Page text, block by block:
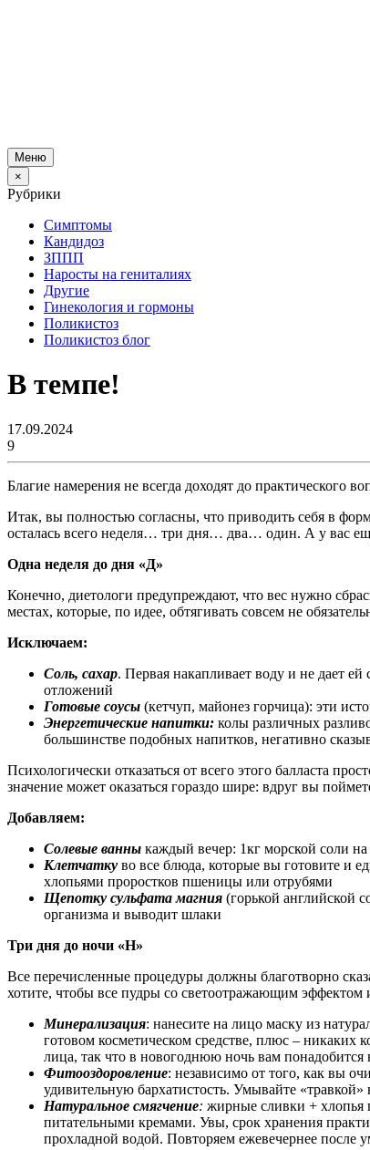
Меню
×
Рубрики
Симптомы
Кандидоз
ЗППП
Наросты на гениталиях
Другие
Гинекология и гормоны
Поликистоз
Поликистоз блог
В темпе!
17.09.2024
9
Благие намерения не всегда доходят до практического
Итак, вы полностью согласны, что приводить себя в
осталась всего неделя… три дня… два… один. А у вас
Одна неделя до дня «Д»
Конечно, диетологи предупреждают, что вес нужно
местах, которые, по идее, обтягивать совсем не
Исключаем:
Соль, сахар. Первая накапливает воду и не дает
отложений
Готовые соусы (кетчуп, майонез горчица): эти
Энергетические напитки: колы различных
большинстве подобных напитков, негативно
Психологически отказаться от всего этого балласта
значение может оказаться гораздо шире: вдруг вы
Добавляем:
Солевые ванны каждый вечер: 1кг морской соли
Клетчатку во все блюда, которые вы готовите и
хлопьями проростков пшеницы или отрубями
Щепотку сульфата магния (горькой английской
организма и выводит шлаки
Три дня до ночи «Н»
Все перечисленные процедуры должны благотворно
хотите, чтобы все пудры со светоотражающим
Минерализация: нанесите на лицо маску из
готовом косметическом средстве, плюс – никаких
лица, так что в новогоднюю ночь вам
Фитооздоровление: независимо от того, как вы
удивительную бархатистость. Умывайте
Натуральное смягчение: жирные сливки + хлопья
питательными кремами. Увы, срок хранения
прохладной водой. Повторяем ежевечернее после